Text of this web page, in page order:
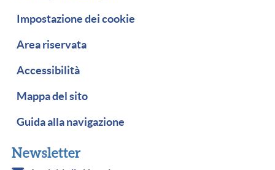
Impostazione dei cookie
Area riservata
Accessibilità
Mappa del sito
Guida alla navigazione
Newsletter